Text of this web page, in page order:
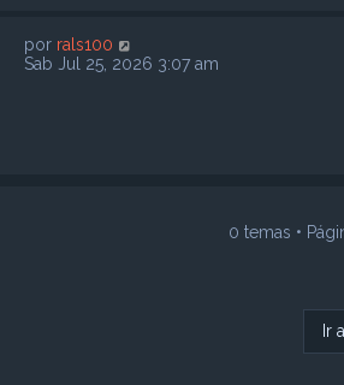
por rals100
Sab Jul 25, 2026 3:07 am
0 temas •
Ir a